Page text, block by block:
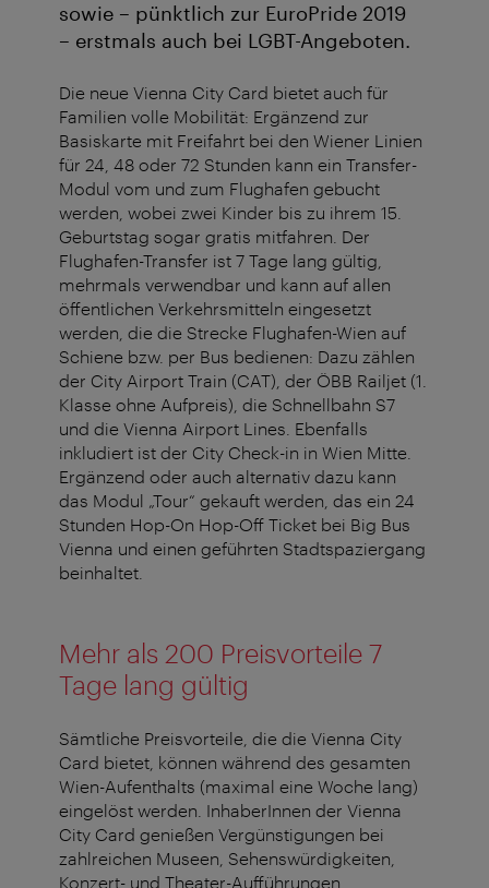
sowie – pünktlich zur EuroPride 2019
– erstmals auch bei LGBT-Angeboten.
Die neue Vienna City Card bietet auch für
Familien volle Mobilität: Ergänzend zur
Basiskarte mit Freifahrt bei den Wiener Linien
für 24, 48 oder 72 Stunden kann ein Transfer-
Modul vom und zum Flughafen gebucht
werden, wobei zwei Kinder bis zu ihrem 15.
Geburtstag sogar gratis mitfahren. Der
Flughafen-Transfer ist 7 Tage lang gültig,
mehrmals verwendbar und kann auf allen
öffentlichen Verkehrsmitteln eingesetzt
werden, die die Strecke Flughafen-Wien auf
Schiene bzw. per Bus bedienen: Dazu zählen
der City Airport Train (CAT), der ÖBB Railjet (1.
Klasse ohne Aufpreis), die Schnellbahn S7
und die Vienna Airport Lines. Ebenfalls
inkludiert ist der City Check-in in Wien Mitte.
Ergänzend oder auch alternativ dazu kann
das Modul „Tour“ gekauft werden, das ein 24
Stunden Hop-On Hop-Off Ticket bei Big Bus
Vienna und einen geführten Stadtspaziergang
beinhaltet.
Mehr als 200 Preisvorteile 7
Tage lang gültig
Sämtliche Preisvorteile, die die Vienna City
Card bietet, können während des gesamten
Wien-Aufenthalts (maximal eine Woche lang)
eingelöst werden. InhaberInnen der Vienna
City Card genießen Vergünstigungen bei
zahlreichen Museen, Sehenswürdigkeiten,
Konzert- und Theater-Aufführungen,